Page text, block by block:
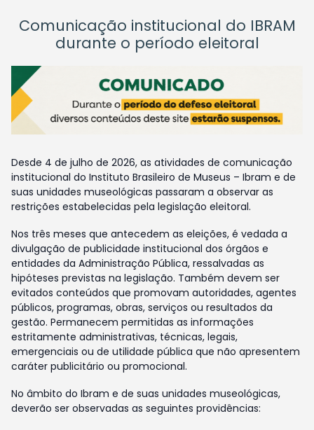
Comunicação institucional do IBRAM
durante o período eleitoral
Desde 4 de julho de 2026, as atividades de comunicação
institucional do Instituto Brasileiro de Museus – Ibram e de
suas unidades museológicas passaram a observar as
restrições estabelecidas pela legislação eleitoral.
Nos três meses que antecedem as eleições, é vedada a
divulgação de publicidade institucional dos órgãos e
entidades da Administração Pública, ressalvadas as
hipóteses previstas na legislação. Também devem ser
evitados conteúdos que promovam autoridades, agentes
públicos, programas, obras, serviços ou resultados da
gestão. Permanecem permitidas as informações
estritamente administrativas, técnicas, legais,
emergenciais ou de utilidade pública que não apresentem
caráter publicitário ou promocional.
No âmbito do Ibram e de suas unidades museológicas,
deverão ser observadas as seguintes providências: